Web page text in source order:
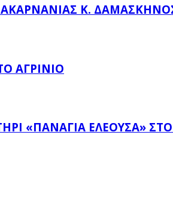
Κ.
ΑΓΡΊΝΙΟ
«ΠΑΝΑΓΊΑ ΕΛΕΟΎΣΑ»